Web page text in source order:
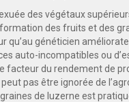
des végétaux
des fruits et des
qu’au généticien
auto-incompatibles ou
facteur du rendement de
pas être ignorée de
de luzerne est